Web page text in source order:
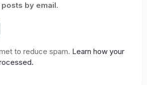
by email.
to reduce spam. Learn how your